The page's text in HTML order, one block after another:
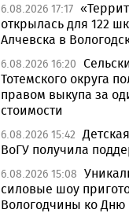
6.08.2026 17:17
открылась для 122
Алчевска в
6.08.2026 16:20
Тотемского округа
правом выкупа за
стоимости
6.08.2026 15:42
ВоГУ получила
6.08.2026 15:08
силовые шоу
Вологодчины ко Дню